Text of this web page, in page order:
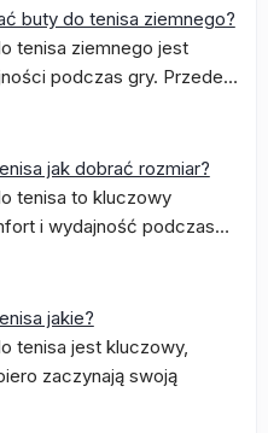
buty do tenisa ziemnego?
tenisa ziemnego jest
podczas gry. Przede…
jak dobrać rozmiar?
tenisa to kluczowy
i wydajność podczas…
jakie?
tenisa jest kluczowy,
zaczynają swoją